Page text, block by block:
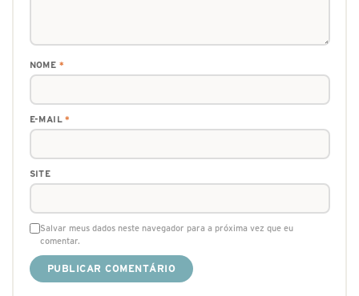
NOME *
E-MAIL*
SITE
Salvar meus dados neste navegador para a próxima vez que eu
comentar.